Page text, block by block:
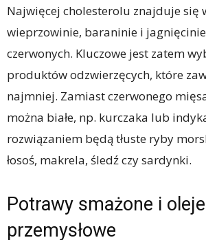
Najwięcej cholesterolu znajduje się
wieprzowinie, baraninie i
czerwonych. Kluczowe jest zatem
produktów odzwierzęcych, które
najmniej. Zamiast czerwonego
można białe, np. kurczaka lub
rozwiązaniem będą tłuste ryby
łosoś, makrela, śledź czy sardynki.
Potrawy smażone i oleje
przemysłowe